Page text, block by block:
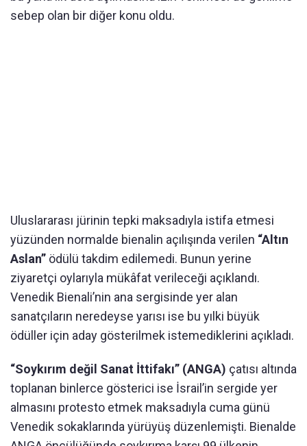
sebep olan bir diğer konu oldu.
Uluslararası jürinin tepki maksadıyla istifa etmesi
yüzünden normalde bienalin açılışında verilen “Altın
Aslan” ödülü takdim edilemedi. Bunun yerine
ziyaretçi oylarıyla mükâfat verileceği açıklandı.
Venedik Bienali’nin ana sergisinde yer alan
sanatçıların neredeyse yarısı ise bu yılki büyük
ödüller için aday gösterilmek istemediklerini açıkladı.
“Soykırım değil Sanat İttifakı” (ANGA) çatısı altında
toplanan binlerce gösterici ise İsrail’in sergide yer
almasını protesto etmek maksadıyla cuma günü
Venedik sokaklarında yürüyüş düzenlemişti. Bienalde